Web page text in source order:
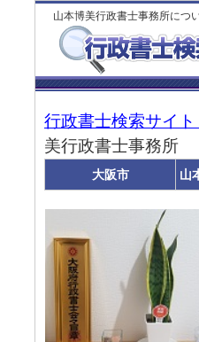
山本博美行政書士事務所につ
行政書士検索サイ
美行政書士事務所
大阪市 山